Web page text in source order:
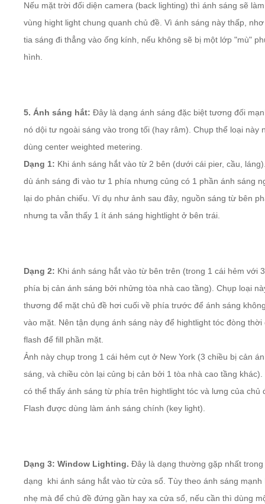
Nếu mặt trời đối diện camera (back lighting) thì ánh sáng sẽ
vùng hight light chung quanh chủ đề. Vì ánh sáng này thấp,
tia sáng đi thẳng vào ống kính, nếu không sẽ bị một lớp "mù"
hình.
5. Ánh sáng hắt: Đây là dạng ánh sáng đặc biệt tương đối
nó dội tư ngoài sáng vào trong tối (hay râm). Chụp thể loại này
dùng center weighted metering.
Dạng 1: Khi ánh sáng hắt vào từ 2 bên (dưới cái pier, cầu,
dù ánh sáng đi vào tư 1 phía nhưng củng có 1 phần ánh sáng
lại do phản chiếu. Ví dụ như ảnh sau đây, nguồn sáng từ bên
nhưng ta vẫn thấy 1 ít ánh sáng hightlight ở bên trái.
Dạng 2: Khi ánh sáng hắt vào từ bên trên (trong 1 cái hẻm với
phía bị cản ánh sáng bởi nhửng tòa nhà cao tầng). Chụp loại
thương để mặt chủ đề hơi cuối về phía trước để ánh sáng
vào mặt. Nên tận dụng ánh sáng này để hightlight tóc đòng thời
flash để fill phần mặt.
Ảnh này chụp trong 1 cái hẻm cụt ở New York (3 chiều bị cản
sáng, và chiều còn lại củng bị cản bởi 1 tòa nhà cao tầng khác).
có thể thấy ánh sáng từ phía trên hightlight tóc và lưng của chủ
Flash được dùng làm ánh sáng chính (key light).
Dạng 3: Window Lighting. Đây là dạng thường gặp nhất trong
dạng khi ánh sáng hắt vào từ cửa sổ. Tùy theo ánh sáng mạnh
nhẹ mà để chủ đề đứng gần hay xa cửa sổ, nếu cần thì dùng